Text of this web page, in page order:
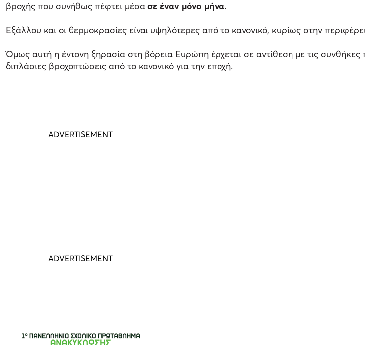
βροχής που συνήθως πέφτει μέσα σε έναν μόνο μήνα.
Εξάλλου και οι θερμοκρασίες είναι υψηλότερες από το κανονικό, κυρίως στην
Όμως αυτή η έντονη ξηρασία στη βόρεια Ευρώπη έρχεται σε αντίθεση με τις
διπλάσιες βροχοπτώσεις από το κανονικό για την εποχή.